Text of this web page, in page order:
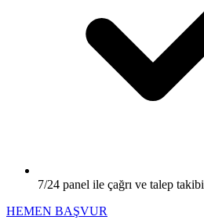
7/24 panel ile çağrı ve talep takibi
HEMEN BAŞVUR